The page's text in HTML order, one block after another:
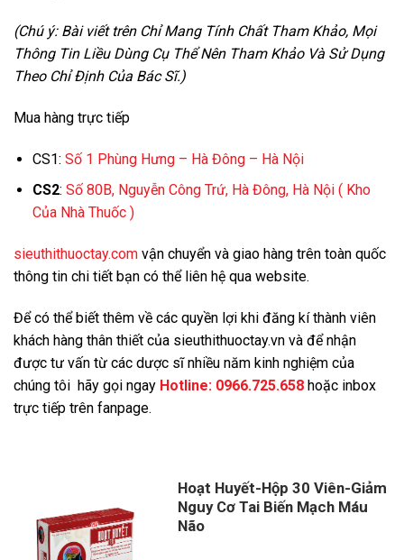
(Chú ý: Bài viết trên Chỉ Mang Tính Chất Tham Khảo, Mọi
Thông Tin Liều Dùng Cụ Thể Nên Tham Khảo Và Sử Dụng
Theo Chỉ Định Của Bác Sĩ.)
Mua hàng trực tiếp
CS1: Số 1 Phùng Hưng – Hà Đông – Hà Nội
CS2: Số 80B, Nguyễn Công Trứ, Hà Đông, Hà Nội( Kho
Của Nhà Thuốc )
sieuthithuoctay.com vận chuyển và giao hàng trên toàn quốc
thông tin chi tiết bạn có thể liên hệ qua website.
Để có thể biết thêm về các quyền lợi khi đăng kí thành viên
khách hàng thân thiết của sieuthithuoctay.vn và để nhận
được tư vấn từ các dược sĩ nhiều năm kinh nghiệm của
chúng tôi hãy gọi ngay Hotline: 0966.725.658 hoặc inbox
trực tiếp trên fanpage.
Hoạt Huyết-Hộp 30 Viên-Giảm
Nguy Cơ Tai Biến Mạch Máu
Não